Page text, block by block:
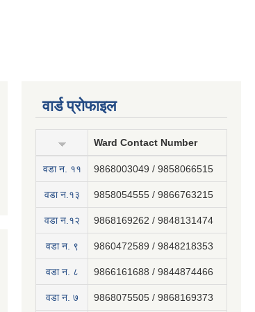
वार्ड प्रोफाइल
Ward Contact Number
वडा न‍. ११ 9868003049 / 9858066515
वडा न.१३ 9858054555 / 9866763215
वडा न.१२ 9868169262 / 9848131474
वडा न. ९ 9860472589 / 9848218353
वडा न. ८ 9866161688 / 9844874466
वडा न. ७ 9868075505 / 9868169373